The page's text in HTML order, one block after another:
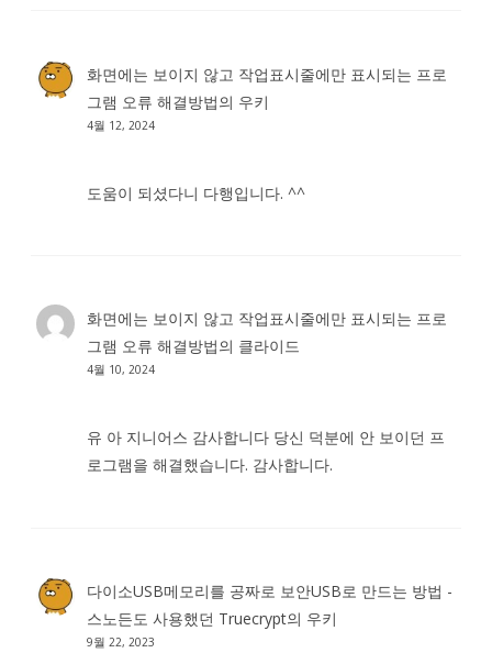
화면에는 보이지 않고 작업표시줄에만 표시되는 프로
그램 오류 해결방법의 우키
4월 12, 2024
도움이 되셨다니 다행입니다. ^^
화면에는 보이지 않고 작업표시줄에만 표시되는 프로
그램 오류 해결방법의 클라이드
4월 10, 2024
유 아 지니어스 감사합니다 당신 덕분에 안 보이던 프
로그램을 해결했습니다. 감사합니다.
다이소USB메모리를 공짜로 보안USB로 만드는 방법 -
스노든도 사용했던 Truecrypt의 우키
9월 22, 2023